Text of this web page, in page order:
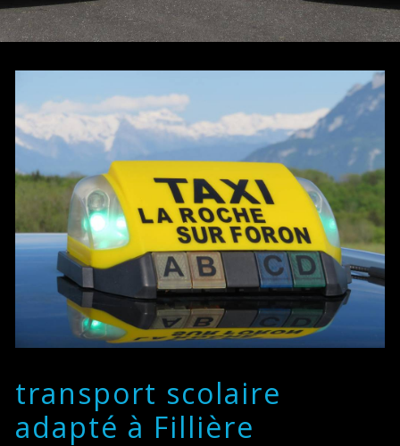
transport scolaire
adapté à Fillière